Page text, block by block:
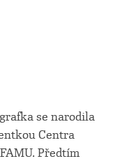
se narodila
Centra
Předtím